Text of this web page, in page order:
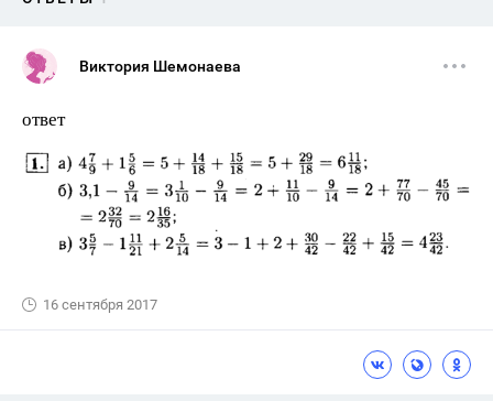
Виктория Шемонаева
ответ
16 сентября 2017